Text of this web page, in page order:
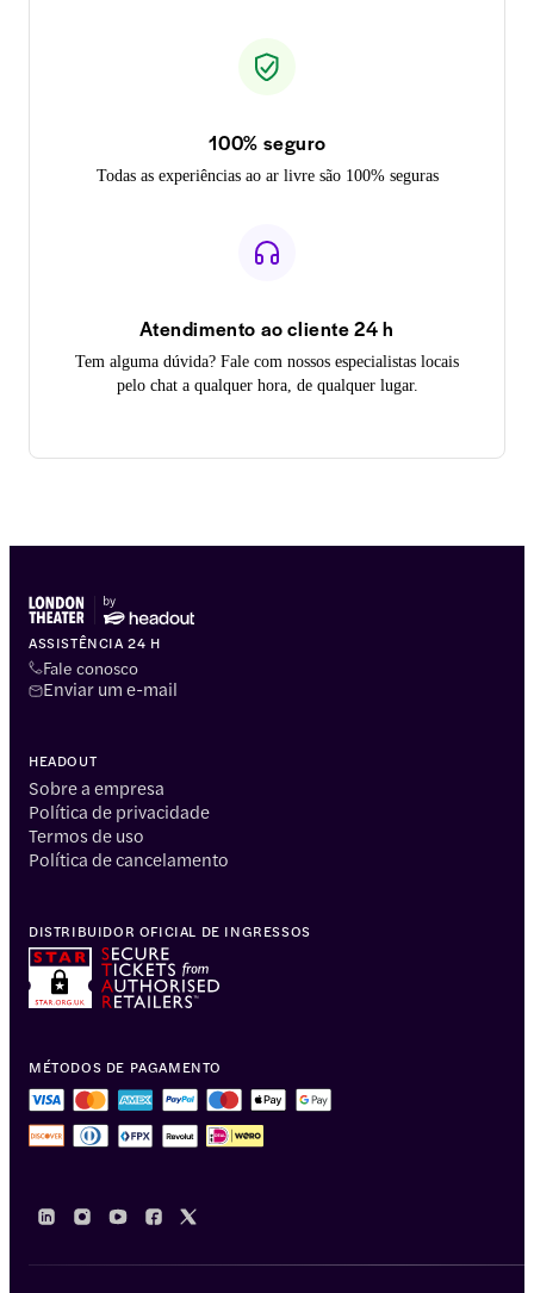
100% seguro
Todas as experiências ao ar livre são 100% seguras
Atendimento ao cliente 24 h
Tem alguma dúvida? Fale com nossos especialistas locais
pelo chat a qualquer hora, de qualquer lugar.
ASSISTÊNCIA 24 H
Fale conosco
Enviar um e-mail
HEADOUT
Sobre a empresa
Política de privacidade
Termos de uso
Política de cancelamento
MÉTODOS DE PAGAMENTO
DISTRIBUIDOR OFICIAL DE INGRESSOS